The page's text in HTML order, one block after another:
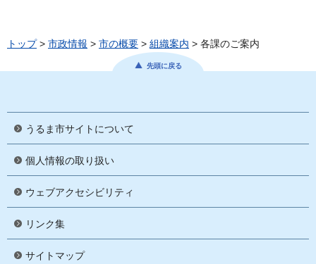
トップ> 市政情報 > 市の概要 > 組織案内 > 各課のご案内
先頭に戻る
うるま市サイトについて
個人情報の取り扱い
ウェブアクセシビリティ
リンク集
サイトマップ